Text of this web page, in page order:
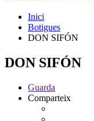
Inici
Botigues
DON SIFÓN
DON SIFÓN
Guarda
Comparteix